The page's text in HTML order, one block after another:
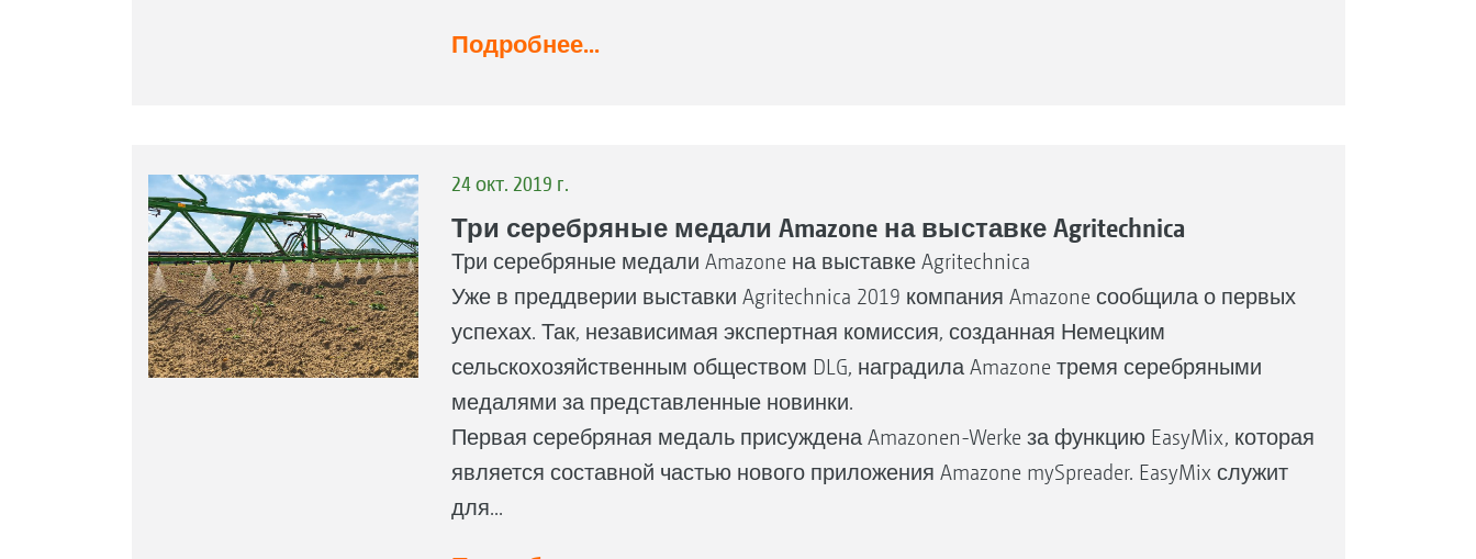
Подробнее...
24 окт. 2019 г.
Три серебряные медали Amazone на выставке Agritechnica
Три серебряные медали Amazone на выставке Agritechnica
Уже в преддверии выставки Agritechnica 2019 компания Amazone сообщила о первых
успехах. Так, независимая экспертная комиссия, созданная Немецким
сельскохозяйственным обществом DLG, наградила Amazone тремя серебряными
медалями за представленные новинки.
Первая серебряная медаль присуждена Amazonen-Werke за функцию EasyMix, которая
является составной частью нового приложения Amazone mySpreader. EasyMix служит
для...